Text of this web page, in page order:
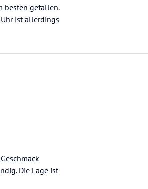
besten gefallen.
ist allerdings
Die Lage ist